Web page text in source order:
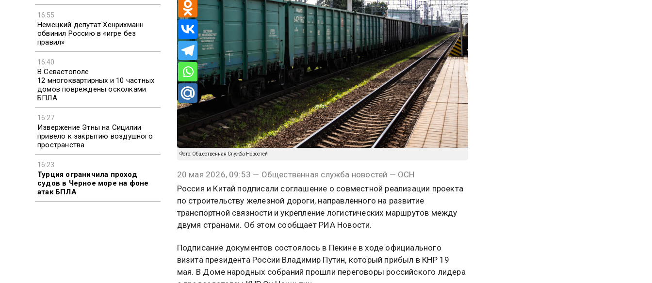
16:55
Немецкий депутат Хенрихманн
обвинил Россию в «игре без
правил»
16:40
В Севастополе
12 многоквартирных и 10 частных
домов повреждены осколками
БПЛА
16:27
Извержение Этны на Сицилии
привело к закрытию воздушного
пространства
16:23
Турция ограничила проход
судов в Черное море на фоне
атак БПЛА
Фото: Общественная Служба Новостей
20 мая 2026, 09:53 — Общественная служба новостей — ОСН
Россия и Китай подписали соглашение о совместной реализации проекта
по строительству железной дороги, направленного на развитие
транспортной связности и укрепление логистических маршрутов между
двумя странами. Об этом сообщает РИА Новости.
Подписание документов состоялось в Пекине в ходе официального
визита президента России Владимир Путин, который прибыл в КНР 19
мая. В Доме народных собраний прошли переговоры российского лидера